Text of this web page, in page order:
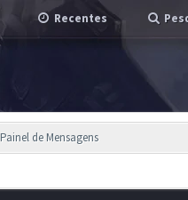
Recentes
Painel de Mensagens